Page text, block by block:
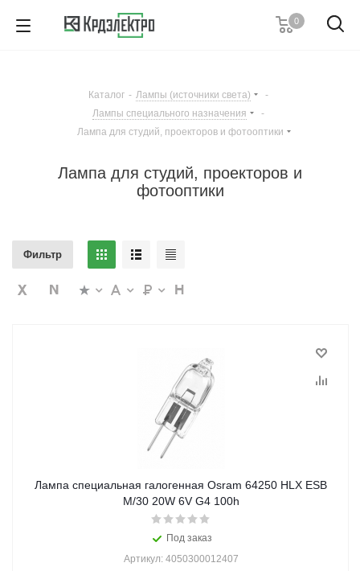
0
Заказать звонок
Каталог - Лампы (источники света)
-
Лампы специального назначения
-
Лампа для студий, проекторов и фотооптики
Лампа для студий, проекторов и
фотооптики
Фильтр
Лампа специальная галогенная Osram 64250 HLX ESB
M/30 20W 6V G4 100h
Под заказ
Артикул: 4050300012407